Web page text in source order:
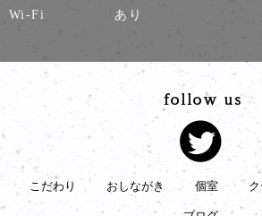
Wi-Fi
あり
こだわり おしながき 個室